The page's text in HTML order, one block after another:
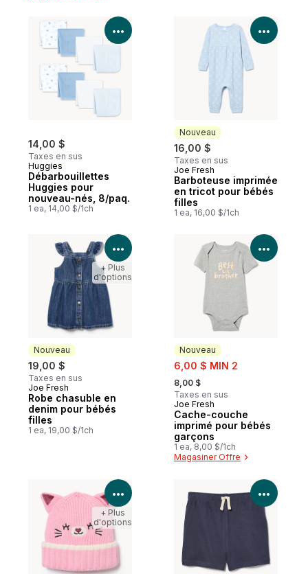
14,00 $
Taxes en sus
Huggies
Débarbouillettes
Huggies pour
nouveau-nés, 8/paq.
1 ea, 14,00 $/1ch
Voir les détails du produit
Nouveau
16,00 $
Taxes en sus
Nouveau
Joe Fresh
Barboteuse imprimée
en tricot pour bébés
filles
1 ea, 16,00 $/1ch
Voir
Nouveau
19,00 $
Taxes en sus
Nouveau
Joe Fresh
Robe chasuble en
denim pour bébés
filles
1 ea, 19,00 $/1ch
Voir les détails du produit
+ Plus
d'options
Nouveau
sale:
6,00 $ MIN 2
, formerly:
8,00 $
Taxes en sus
Nouveau
Joe Fresh
Cache-couche
imprimé pour bébés
garçons
1 ea, 8,00 $/1ch
Magasiner Offre
Voir
Voir les détails du produit
+ Plus
d'options
Voir